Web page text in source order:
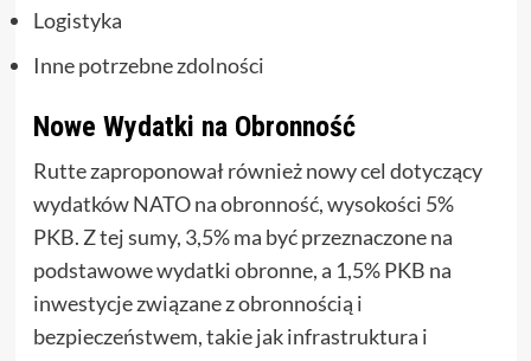
Logistyka
Inne potrzebne zdolności
Nowe Wydatki na Obronność
Rutte zaproponował również nowy cel dotyczący
wydatków NATO na obronność, wysokości 5%
PKB. Z tej sumy, 3,5% ma być przeznaczone na
podstawowe wydatki obronne, a 1,5% PKB na
inwestycje związane z obronnością i
bezpieczeństwem, takie jak infrastruktura i